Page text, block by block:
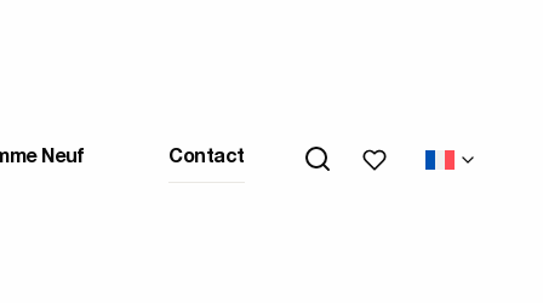
Neuf Contact Mes favoris